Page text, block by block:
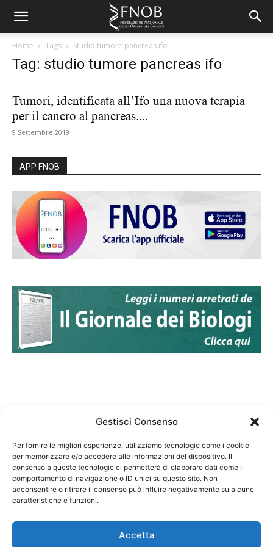
Gestisci Consenso
Per fornire le migliori esperienze, utilizziamo tecnologie come i cookie
per memorizzare e/o accedere alle informazioni del dispositivo. Il
consenso a queste tecnologie ci permetterà di elaborare dati come il
comportamento di navigazione o ID unici su questo sito. Non
acconsentire o ritirare il consenso può influire negativamente su alcune
caratteristiche e funzioni.
Accetta
Home Tags Studio tumore pancreas ifo
Tag: studio tumore pancreas ifo
Tumori, identificata all’Ifo una nuova terapia
per il cancro al pancreas....
9 Settembre 2019
APP FNOB
Federazione Nazionale Degli Ordini dei Biologi:
codice fiscale 80069130583
Responsabile sito internet www.fnob.it: Vincenzo